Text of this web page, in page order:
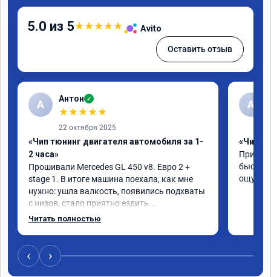
5.0 из 5★★★★★ Avito
Оставить отзыв
А Антон ✓
★★★★★
22 октября 2025
«Чип тюнинг двигателя автомобиля за 1-
2 часа»
Прошивали Mercedes GL 450 v8. Евро 2 +
stage 1. В итоге машина поехала, как мне
нужно: ушла валкость, появились подхваты
с низов, стало приятно ездить.
Одни из лучших трат, в авто! 🔥
Читать полностью
A
«Чип
‹ ›